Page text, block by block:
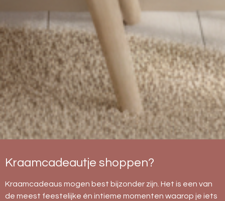
Kraamcadeautje shoppen?
Kraamcadeaus mogen best bijzonder zijn. Het is een van
de meest feestelijke én intieme momenten waarop je iets